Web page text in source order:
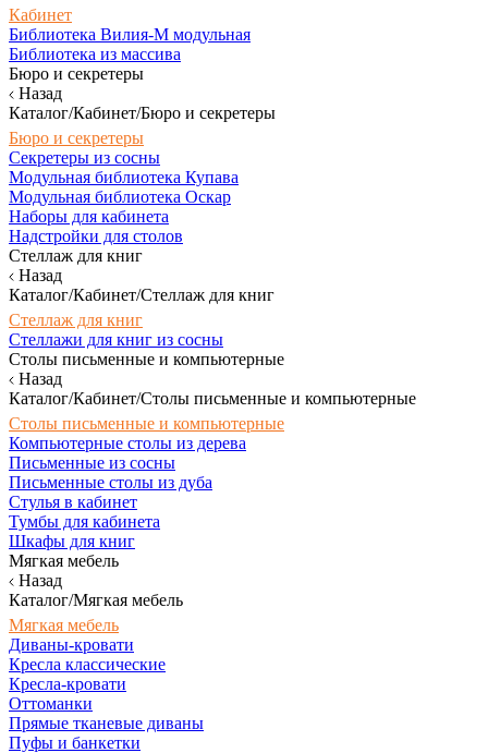
Кабинет
Библиотека Вилия-М модульная
Библиотека из массива
Бюро и секретеры
Назад
Каталог/Кабинет/Бюро и секретеры
Бюро и секретеры
Секретеры из сосны
Модульная библиотека Купава
Модульная библиотека Оскар
Наборы для кабинета
Надстройки для столов
Стеллаж для книг
Назад
Каталог/Кабинет/Стеллаж для книг
Стеллаж для книг
Стеллажи для книг из сосны
Столы письменные и компьютерные
Назад
Каталог/Кабинет/Столы письменные и компьютерные
Столы письменные и компьютерные
Компьютерные столы из дерева
Письменные из сосны
Письменные столы из дуба
Стулья в кабинет
Тумбы для кабинета
Шкафы для книг
Мягкая мебель
Назад
Каталог/Мягкая мебель
Мягкая мебель
Диваны-кровати
Кресла классические
Кресла-кровати
Оттоманки
Прямые тканевые диваны
Пуфы и банкетки